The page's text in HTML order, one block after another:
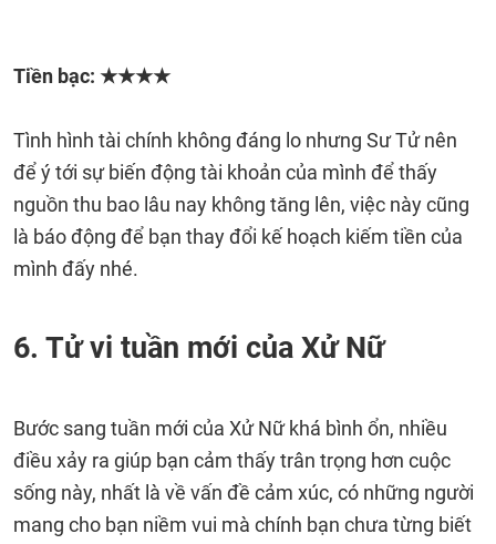
Tiền bạc: ★★★★
Tình hình tài chính không đáng lo nhưng Sư Tử nên
để ý tới sự biến động tài khoản của mình để thấy
nguồn thu bao lâu nay không tăng lên, việc này cũng
là báo động để bạn thay đổi kế hoạch kiếm tiền của
mình đấy nhé.
6. Tử vi tuần mới của Xử Nữ
Bước sang tuần mới của Xử Nữ khá bình ổn, nhiều
điều xảy ra giúp bạn cảm thấy trân trọng hơn cuộc
sống này, nhất là về vấn đề cảm xúc, có những người
mang cho bạn niềm vui mà chính bạn chưa từng biết